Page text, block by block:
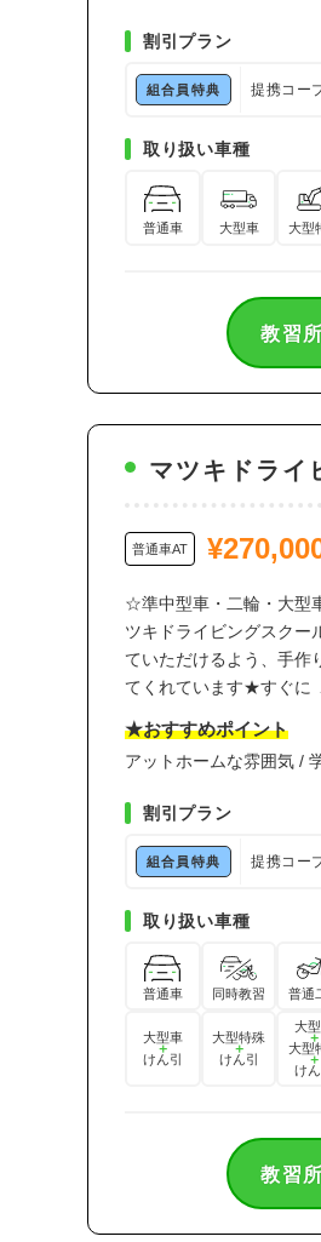
割引プラン
組合員特典 提携コー
取り扱い車種
普通車 大型車 大型
教習
マツキドライ
普通車AT
☆準中型車・二輪・大型
ツキドライビングスクー
ていただけるよう、手作
てくれています★すぐに
★おすすめポイント
アットホームな雰囲気 /
割引プラン
組合員特典 提携コー
取り扱い車種
普通車 同時教習 普通
大型車
＋
けん引
大型特殊
＋
けん引
大
＋
大型
＋
け
教習